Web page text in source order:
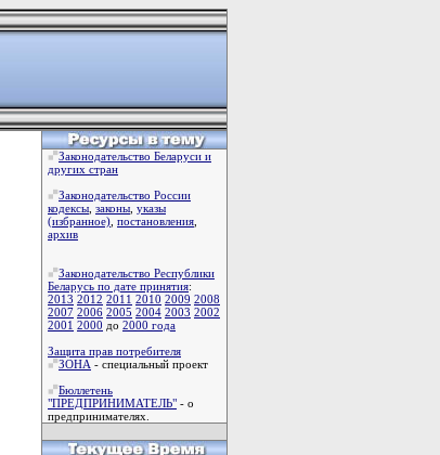
Законодательство Беларуси и
других стран
Законодательство России
кодексы законы указы
(избранное) постановления
архив
Законодательство Республики
Беларусь по дате принятия:
2013 2012 2011 2010 2009 2008
2007 2006 2005 2004 2003 2002
2001 2000 до 2000 года
Защита прав потребителя
ЗОНА - специальный проект
Бюллетень
"ПРЕДПРИНИМАТЕЛЬ" - о
предпринимателях.